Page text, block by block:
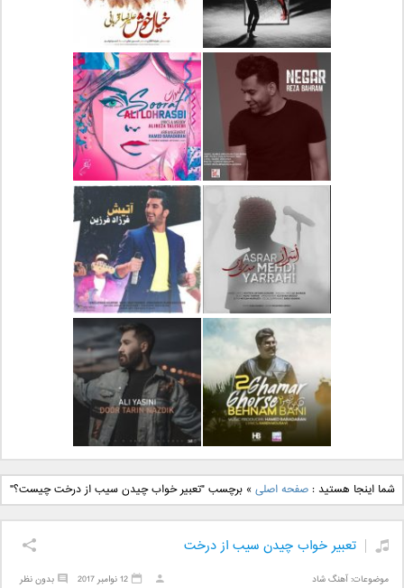
دانلود آلبوم جدید سیروان
خسروی بنام مونولوگ
دانلود آهنگ جدید علیرضا
قربانی بنام خیال خوش
دانلود آهنگ جدید رضا
بهرام بنام نگار
دانلود آهنگ جدید علی
لهراسبی بنام صورت
دانلود آهنگ جدید مهدی
یراحی بنام اسرار
دانلود آهنگ جدید فرزاد
فرزین بنام آتیش
دانلود آهنگ جدید بهنام
بانی بنام قرص قمر 2
دانلود آهنگ جدید علی
یاسینی بنام دورترین نزدیک
شما اینجا هستید :صفحه اصلی »برچسب "تعبیر خواب چیدن سیب از درخت چیست؟"
تعبیر خواب چیدن سیب از درخت
موضوعات:آهنگ شاد بدون نظر 12 نوامبر 2017